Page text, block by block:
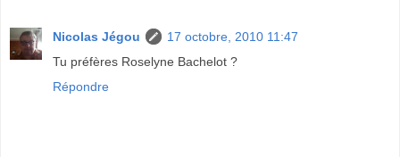
Nicolas Jégou
17 octobre, 2010 11:47
Tu préfères Roselyne Bachelot ?
Répondre